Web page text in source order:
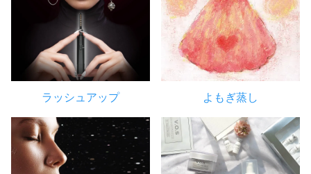
ラッシュアップ よもぎ蒸し